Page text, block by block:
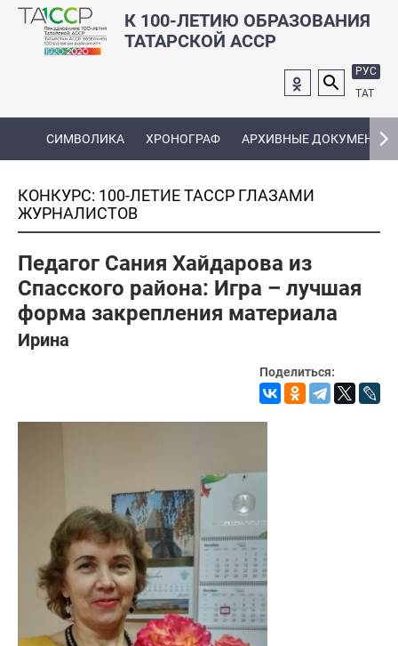
К 100-ЛЕТИЮ ОБРАЗОВАНИЯ
ТАТАРСКОЙ АССР
РУС
ТАТ
СИМВОЛИКА ХРОНОГРАФ АРХИВНЫЕ ДОКУМЕНТЫ
КОНКУРС: 100-ЛЕТИЕ ТАССР ГЛАЗАМИ
ЖУРНАЛИСТОВ
Педагог Сания Хайдарова из
Спасского района: Игра – лучшая
форма закрепления материала
Ирина
Поделиться: